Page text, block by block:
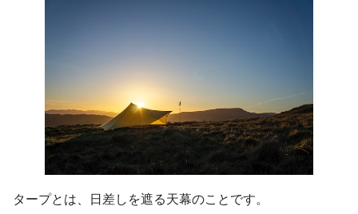
タープとは、日差しを遮る天幕のことです。